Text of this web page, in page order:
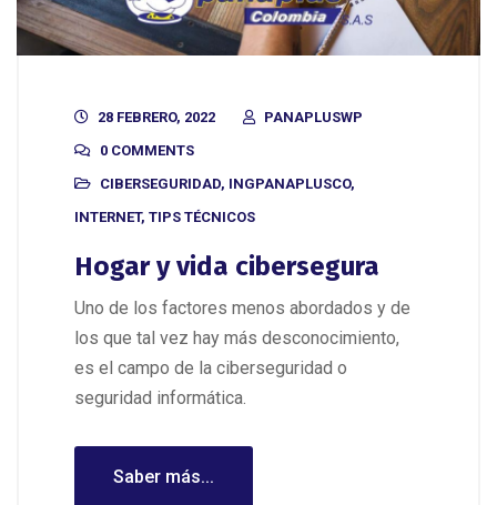
28 FEBRERO, 2022
PANAPLUSWP
0 COMMENTS
CIBERSEGURIDAD, INGPANAPLUSCO,
INTERNET, TIPS TÉCNICOS
Hogar y vida cibersegura
Uno de los factores menos abordados y de
los que tal vez hay más desconocimiento,
es el campo de la ciberseguridad o
seguridad informática.
Saber más...